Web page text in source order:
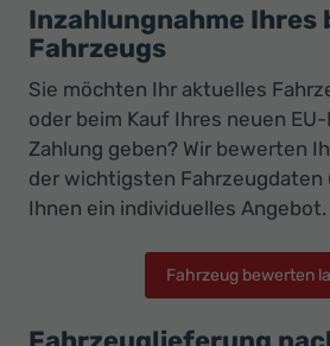
Inzahlungnahme Ihres
Fahrzeugs
Sie möchten Ihr aktuelles
oder beim Kauf Ihres neuen
Zahlung geben? Wir bewerten
der wichtigsten Fahrzeugdaten
Ihnen ein individuelles Angebot.
Fahrzeug bewerten